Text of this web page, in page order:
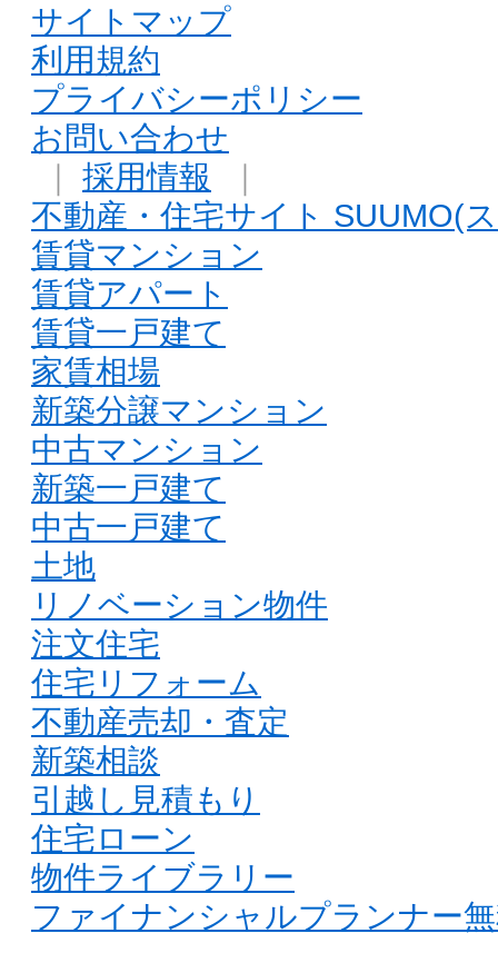
サイトマップ
利用規約
プライバシーポリシー
お問い合わせ
｜ 採用情報 ｜
不動産・住宅サイト SUUMO(
賃貸マンション
賃貸アパート
賃貸一戸建て
家賃相場
新築分譲マンション
中古マンション
新築一戸建て
中古一戸建て
土地
リノベーション物件
注文住宅
住宅リフォーム
不動産売却・査定
新築相談
引越し見積もり
住宅ローン
物件ライブラリー
ファイナンシャルプランナー